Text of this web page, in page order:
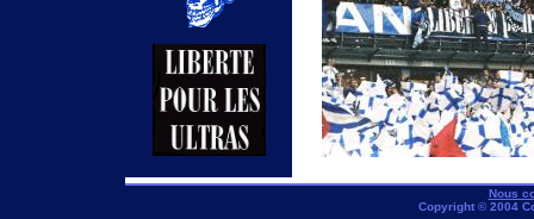
Nous
Copyright © 2004